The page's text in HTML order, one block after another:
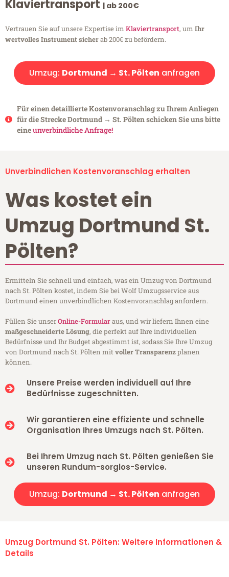
Klaviertransport | ab 200€
Vertrauen Sie auf unsere Expertise im Klaviertransport, um Ihr
wertvolles Instrument sicherab 200€ zu befördern.
Umzug: Dortmund → St. Pölten anfragen
Für einen detaillierte Kostenvoranschlag zu Ihrem Anliegen
für die Strecke Dortmund → St. Pölten schicken Sie uns bitte
eineunverbindliche Anfrage!
Unverbindlichen Kostenvoranschlag erhalten
Was kostet ein
Umzug Dortmund St.
Pölten?
Ermitteln Sie schnell und einfach, was ein Umzug von Dortmund
nach St. Pölten kostet, indem Sie bei Wolf Umzugsservice aus
Dortmund einen unverbindlichen Kostenvoranschlag anfordern.
Füllen Sie unserOnline-Formularaus, und wir liefern Ihnen eine
maßgeschneiderte Lösung, die perfekt auf Ihre individuellen
Bedürfnisse und Ihr Budget abgestimmt ist, sodass Sie Ihre Umzug
von Dortmund nach St. Pölten mitvoller Transparenzplanen
können.
Unsere Preise werden individuell auf Ihre
Bedürfnisse zugeschnitten.
Wir garantieren eine effiziente und schnelle
Organisation Ihres Umzugs nach St. Pölten.
Bei Ihrem Umzug nach St. Pölten genießen Sie
unseren Rundum-sorglos-Service.
Umzug: Dortmund → St. Pölten anfragen
Umzug Dortmund St. Pölten: Weitere Informationen &
Details